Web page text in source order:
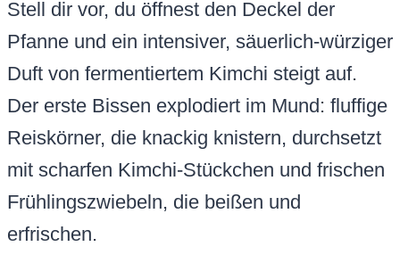
Stell dir vor, du öffnest den Deckel der
Pfanne und ein intensiver, säuerlich-würziger
Duft von fermentiertem Kimchi steigt auf.
Der erste Bissen explodiert im Mund: fluffige
Reiskörner, die knackig knistern, durchsetzt
mit scharfen Kimchi-Stückchen und frischen
Frühlingszwiebeln, die beißen und
erfrischen.